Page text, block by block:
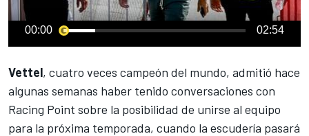
00:00 02:54
Vettel, cuatro veces campeón del mundo, admitió hace
algunas semanas haber tenido conversaciones con
Racing Point sobre la posibilidad de unirse al equipo
para la próxima temporada, cuando la escudería pasará